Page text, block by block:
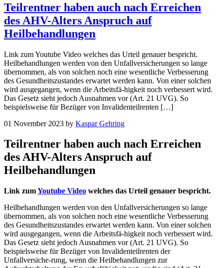
Teilrentner haben auch nach Erreichen
des AHV-Alters Anspruch auf
Heilbehandlungen
Link zum Youtube Video welches das Urteil genauer bespricht.
Heilbehandlungen werden von den Unfallversicherungen so lange
übernommen, als von solchen noch eine wesentliche Verbesserung
des Gesundheitszustandes erwartet werden kann. Von einer solchen
wird ausgegangen, wenn die Arbeitsfä-higkeit noch verbessert wird.
Das Gesetz sieht jedoch Ausnahmen vor (Art. 21 UVG). So
beispielsweise für Bezüger von Invalidenteilrenten […]
01 November 2023 by Kaspar Gehring
Teilrentner haben auch nach Erreichen
des AHV-Alters Anspruch auf
Heilbehandlungen
Link zumYoutube Video welches das Urteil genauer bespricht.
Heilbehandlungen werden von den Unfallversicherungen so lange
übernommen, als von solchen noch eine wesentliche Verbesserung
des Gesundheitszustandes erwartet werden kann. Von einer solchen
wird ausgegangen, wenn die Arbeitsfä-higkeit noch verbessert wird.
Das Gesetz sieht jedoch Ausnahmen vor (Art. 21 UVG). So
beispielsweise für Bezüger von Invalidenteilrenten der
Unfallversiche-rung, wenn die Heilbehandlungen zur